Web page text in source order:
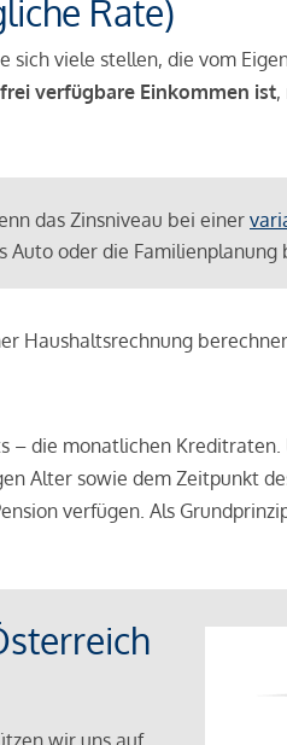
Rate)
sich viele stellen, die vom
verfügbare Einkommen ist,
das Zinsniveau bei einer
oder die
Haushaltsrechnung
die monatlichen Kreditraten.
Alter sowie dem Zeitpunkt
verfügen. Als